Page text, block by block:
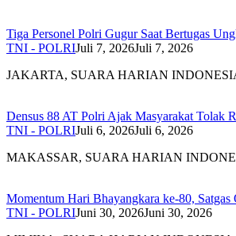
Tiga Personel Polri Gugur Saat Bertugas
TNI - POLRIJuli 7, 2026Juli 7, 2026
JAKARTA, SUARA HARIAN
Densus 88 AT Polri Ajak Masyarakat Tolak
TNI - POLRIJuli 6, 2026Juli 6, 2026
MAKASSAR, SUARA HARIAN
Momentum Hari Bhayangkara ke-80,
TNI - POLRIJuni 30, 2026Juni 30, 2026